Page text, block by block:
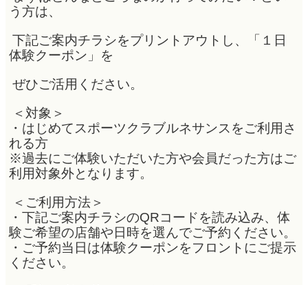
う方は、
下記ご案内チラシをプリントアウトし、
「１日
体験クーポン」を
ぜひご活用ください。
＜対象＞
・はじめてスポーツクラブルネサンスをご利用さ
れる方
※過去にご体験いただいた方や会員だった方はご
利用対象外となります。
＜ご利用方法＞
・下記ご案内チラシのQRコードを読み込み、体
験ご希望の店舗や日時を選んでご予約ください。
・ご予約当日は体験クーポンをフロントにご提示
ください。